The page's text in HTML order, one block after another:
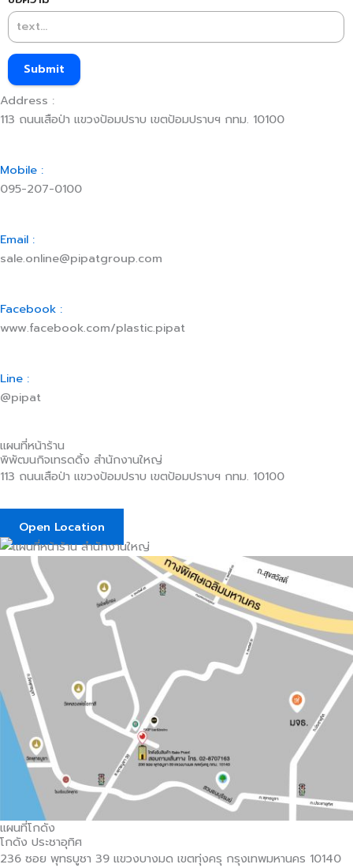
Submit
Address :
113 ถนนเสือป่า แขวงป้อมปราบ เขตป้อมปราบฯ กทม. 10100
Mobile :
095-207-0100
Email :
sale.online@pipatgroup.com
Facebook :
www.facebook.com/plastic.pipat
Line :
@pipat
แผนที่หน้าร้าน
พิพัฒนกิจเทรดดิ้ง สำนักงานใหญ่​
113 ถนนเสือป่า แขวงป้อมปราบ เขตป้อมปราบฯ กทม. 10100
Open Location
แผนที่โกดัง
โกดัง ประชาอุทิศ
236 ซอย พุทธบูชา 39 แขวงบางมด เขตทุ่งครุ กรุงเทพมหานคร 10140